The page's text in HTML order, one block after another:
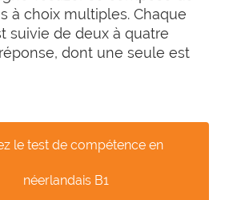
à choix multiples. Chaque
suivie de deux à quatre
dont une seule est
le test de compétence en
néerlandais B1